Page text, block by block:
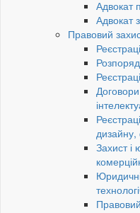
Адвокат
Адвокат
Правовий
дизайну,
Захист